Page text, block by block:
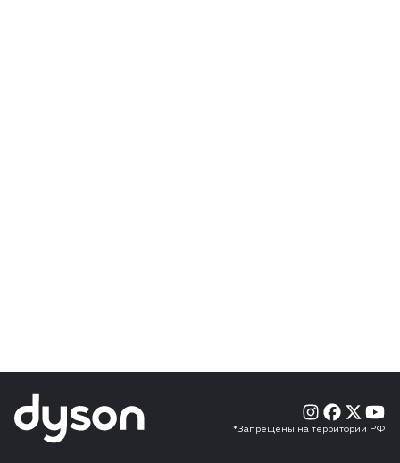
*Запрещены на территории РФ